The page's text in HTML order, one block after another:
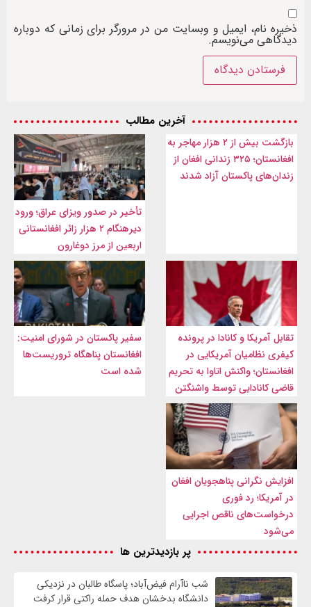
ذخیره نام، ایمیل و وبسایت من در مرورگر برای زمانی که دوباره
دیدگاهی می‌نویسم.
آخرین مطالب
بازگشت بیش از ۲ هزار مهاجر به
افغانستان؛ ۳۲۵ زندانی افغان از
زندان‌های پاکستان آزاد شدند
تأخیر در صدور ویزای عراق؛ ورود
دیرهنگام ۲ هزار زائر افغانستانی
اربعین از مرز دوغارون
تقابل آمریکا و کانادا در پرونده
کیفری نظامیان آمریکایی در
افغانستان؛ واکنش اتاوا به تحریم
قاضی کانادایی توسط واشنگتن
سفیر پاکستان در شورای امنیت:
افغانستان پناهگاه تروریست‌ها
شده است
افزایش نگرانی پناهجویان افغان
در آمریکا؛ رد فوری
درخواست‌های ناقص اجرایی
می‌شود
پر بازدیدترین ها
شب ناآرام فیض‌آباد؛ پاسگاه طالبان در نزدیکی
دانشگاه بدخشان هدف حمله راکتی قرار کرفت